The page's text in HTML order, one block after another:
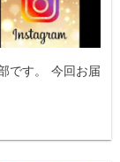
です。 今回お届